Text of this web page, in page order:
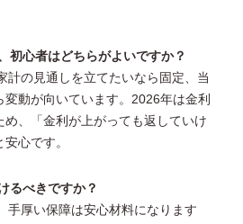
初心者はどちらがよいですか？
計の見通しを立てたいなら固定、当
動が向いています。2026年は金利
、「金利が上がっても返していけ
心です。
るべきですか？
手厚い保障は安心材料になります